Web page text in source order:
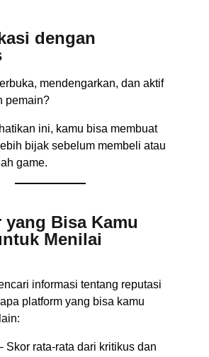
dengan
mendengarkan, dan aktif
pemain?
ini, kamu bisa membuat
bijak sebelum membeli atau
game.
yang Bisa Kamu
Menilai
informasi tentang reputasi
platform yang bisa kamu
Skor rata-rata dari kritikus dan